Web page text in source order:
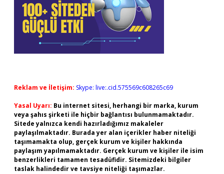
Reklam ve İletişim: Skype: live:.cid.575569c608265c69
Yasal Uyarı: Bu internet sitesi, herhangi bir marka, kurum
veya şahıs şirketi ile hiçbir bağlantısı bulunmamaktadır.
Sitede yalnızca kendi hazırladığımız makaleler
paylaşılmaktadır. Burada yer alan içerikler haber niteliği
taşımamakta olup, gerçek kurum ve kişiler hakkında
paylaşım yapılmamaktadır. Gerçek kurum ve kişiler ile isim
benzerlikleri tamamen tesadüfidir. Sitemizdeki bilgiler
taslak halindedir ve tavsiye niteliği taşımazlar.